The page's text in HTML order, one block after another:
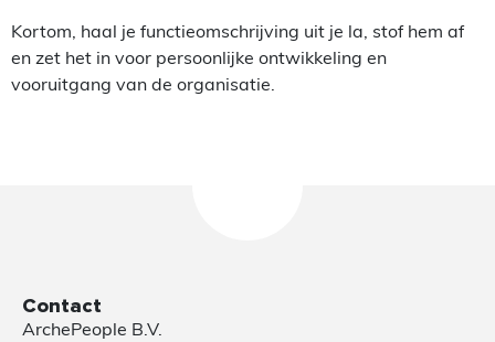
Kortom, haal je functieomschrijving uit je la, stof hem af
en zet het in voor persoonlijke ontwikkeling en
vooruitgang van de organisatie.
Contact
ArchePeople B.V.